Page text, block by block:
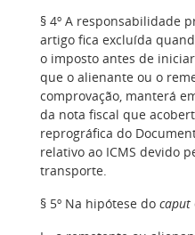
§ 4º A responsabilidade
artigo fica excluída
o imposto antes de
que o alienante ou o
comprovação, manterá
da nota fiscal que
reprográfica do
relativo ao ICMS devido
transporte.
§ 5º Na hipótese do caput